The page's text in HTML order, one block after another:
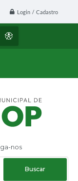
Login / Cadastro
nos